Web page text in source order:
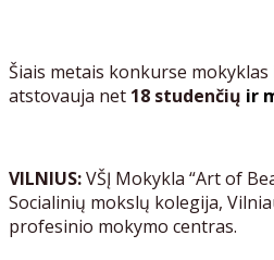
Šiais metais konkurse mokyklas
atstovauja net 18 studenčių ir
VILNIUS:VŠĮ Mokykla “Art of
Socialinių mokslų kolegija,
profesinio mokymo centras.